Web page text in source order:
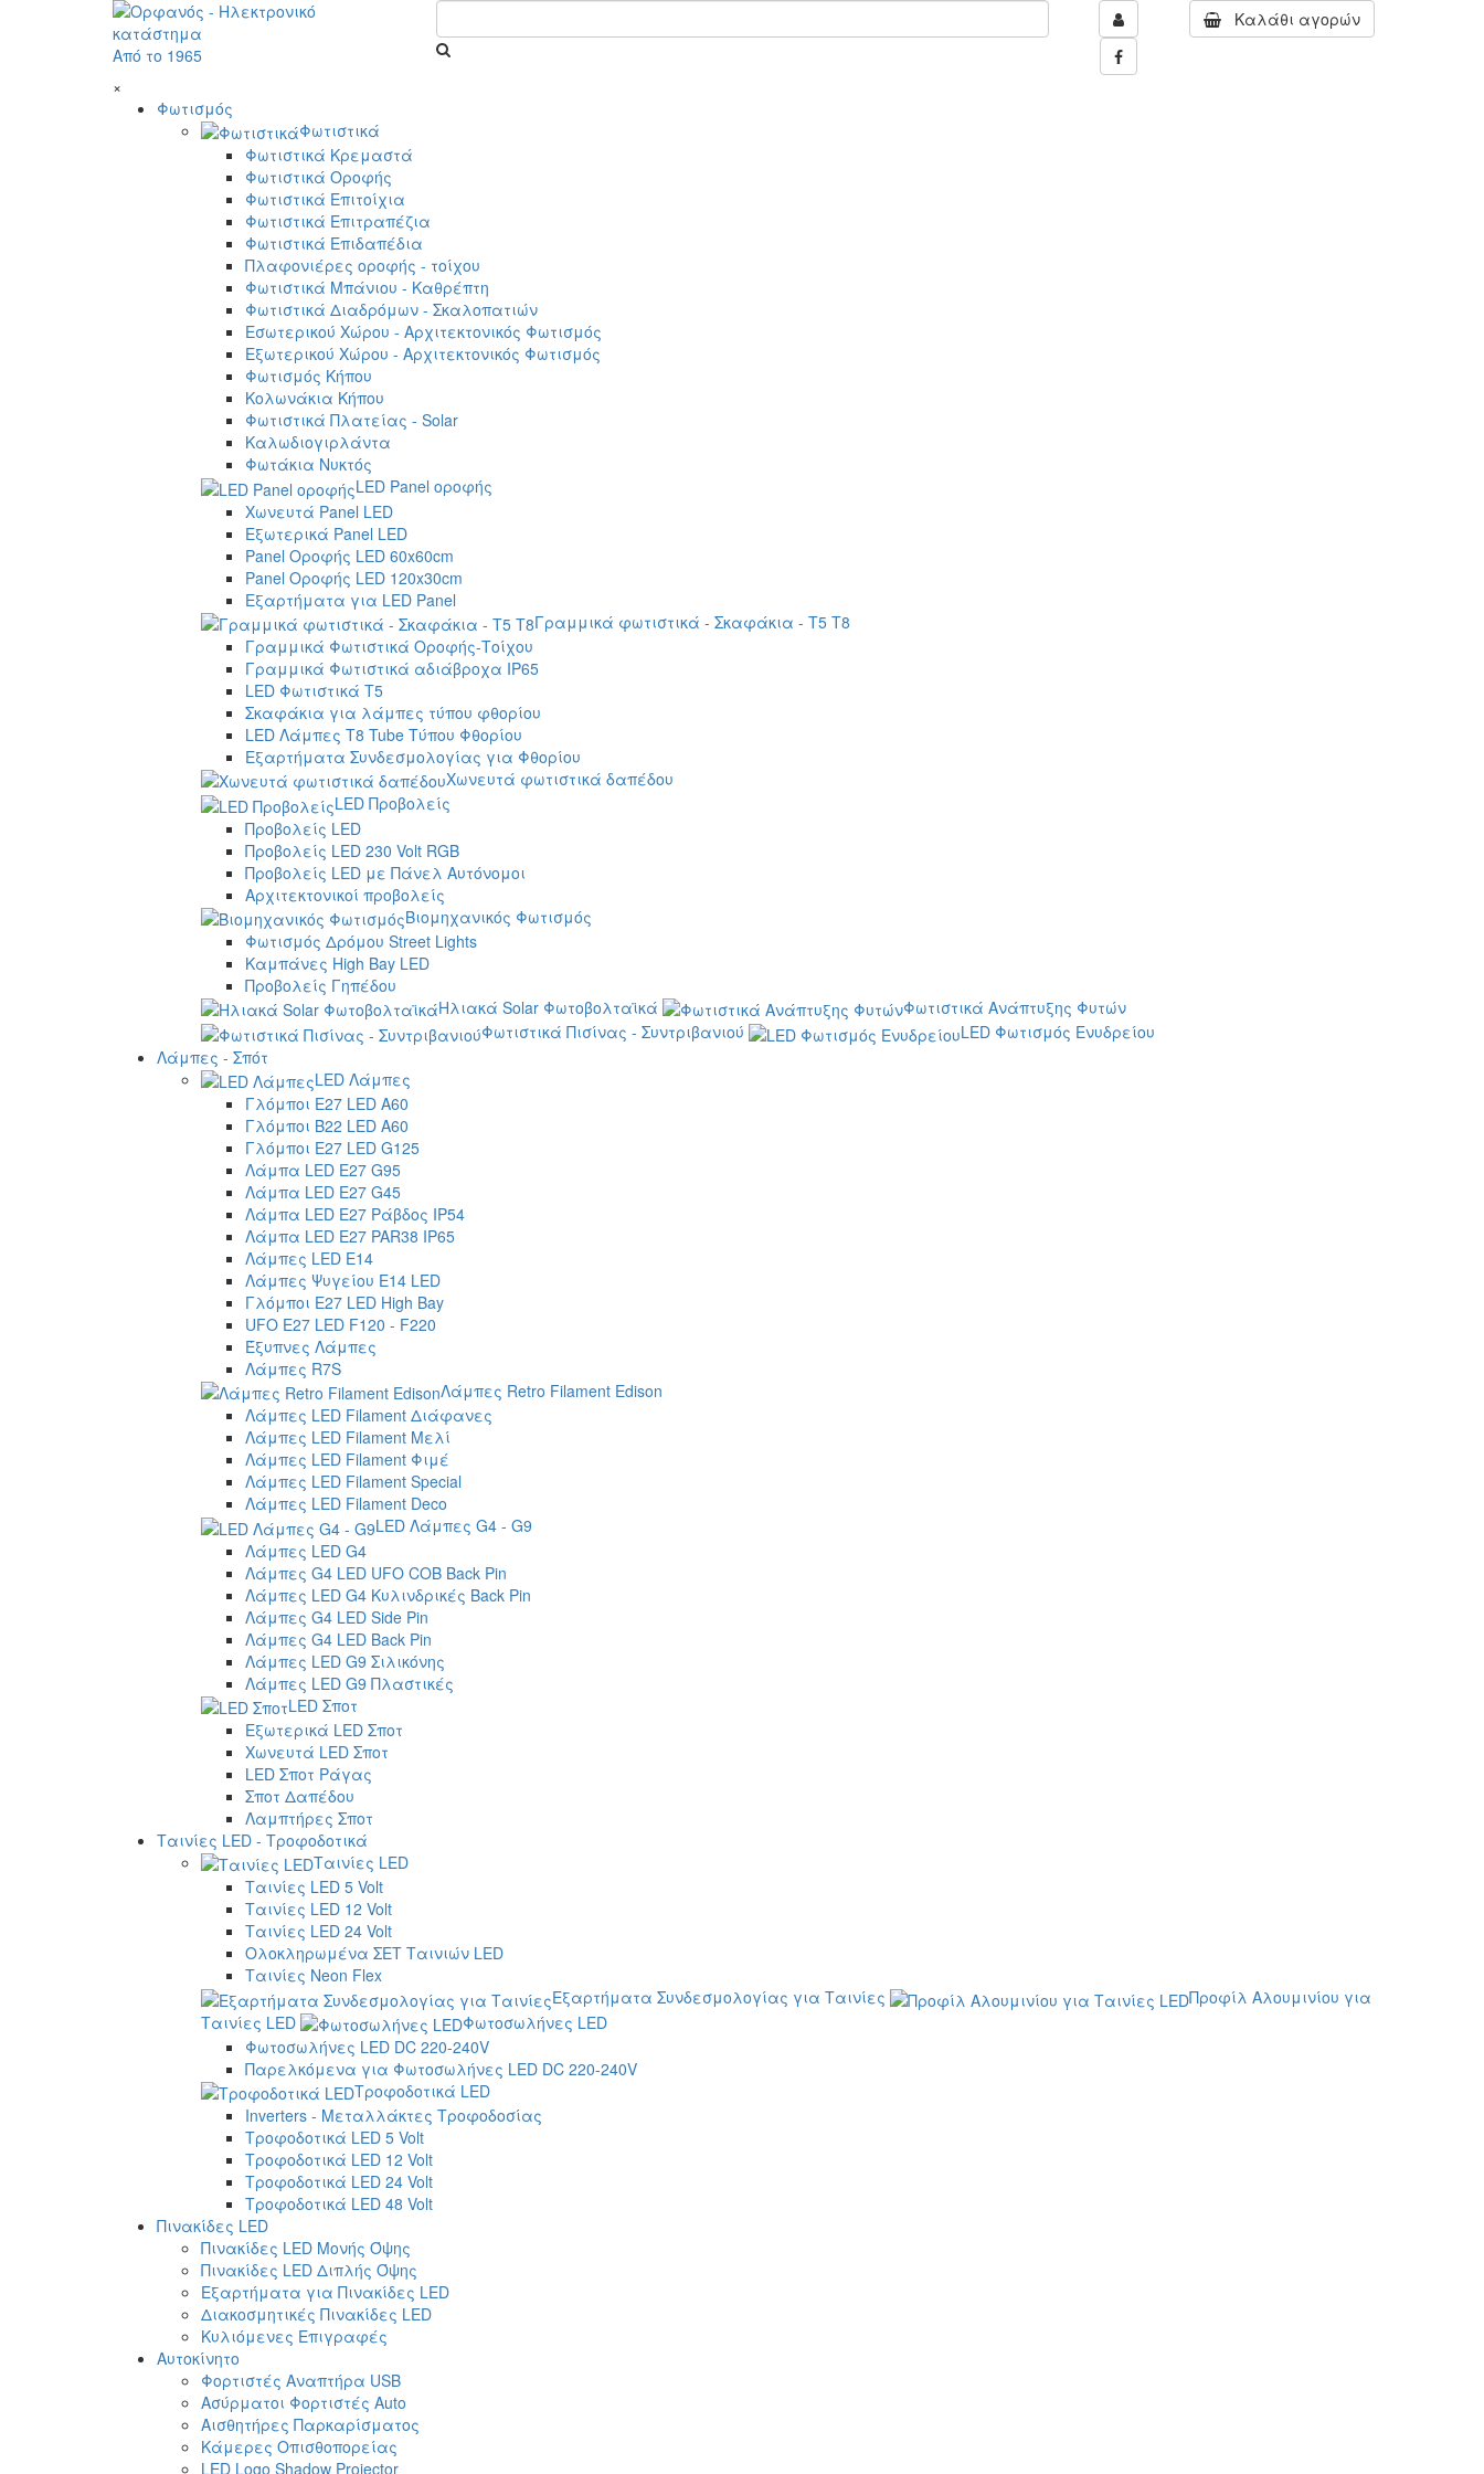
Από το 1965
Καλάθι αγορών
×
Φωτισμός
Φωτιστικά
Φωτιστικά Κρεμαστά
Φωτιστικά Οροφής
Φωτιστικά Επιτοίχια
Φωτιστικά Επιτραπέζια
Φωτιστικά Επιδαπέδια
Πλαφονιέρες οροφής - τοίχου
Φωτιστικά Μπάνιου - Καθρέπτη
Φωτιστικά Διαδρόμων - Σκαλοπατιών
Εσωτερικού Χώρου - Αρχιτεκτονικός Φωτισμός
Εξωτερικού Χώρου - Αρχιτεκτονικός Φωτισμός
Φωτισμός Κήπου
Κολωνάκια Κήπου
Φωτιστικά Πλατείας - Solar
Καλωδιογιρλάντα
Φωτάκια Νυκτός
LED Panel οροφής
Χωνευτά Panel LED
Εξωτερικά Panel LED
Panel Οροφής LED 60x60cm
Panel Οροφής LED 120x30cm
Εξαρτήματα για LED Panel
Γραμμικά φωτιστικά - Σκαφάκια - Τ5 T8
Γραμμικά Φωτιστικά Οροφής-Τοίχου
Γραμμικά Φωτιστικά αδιάβροχα IP65
LED Φωτιστικά T5
Σκαφάκια για λάμπες τύπου φθορίου
LED Λάμπες T8 Tube Τύπου Φθορίου
Εξαρτήματα Συνδεσμολογίας για Φθορίου
Χωνευτά φωτιστικά δαπέδου
LED Προβολείς
Προβολείς LED
Προβολείς LED 230 Volt RGB
Προβολείς LED με Πάνελ Αυτόνομοι
Αρχιτεκτονικοί προβολείς
Βιομηχανικός Φωτισμός
Φωτισμός Δρόμου Street Lights
Καμπάνες High Bay LED
Προβολείς Γηπέδου
Ηλιακά Solar Φωτοβολταϊκά
Φωτιστικά Ανάπτυξης Φυτών
Φωτιστικά Πισίνας - Συντριβανιού
LED Φωτισμός Ενυδρείου
Λάμπες - Σπότ
LED Λάμπες
Γλόμποι E27 LED A60
Γλόμποι B22 LED A60
Γλόμποι E27 LED G125
Λάμπα LED E27 G95
Λάμπα LED E27 G45
Λάμπα LED E27 Ράβδος IP54
Λάμπα LED E27 PAR38 IP65
Λάμπες LED E14
Λάμπες Ψυγείου E14 LED
Γλόμποι E27 LED High Bay
UFO E27 LED F120 - F220
Έξυπνες Λάμπες
Λάμπες R7S
Λάμπες Retro Filament Edison
Λάμπες LED Filament Διάφανες
Λάμπες LED Filament Μελί
Λάμπες LED Filament Φιμέ
Λάμπες LED Filament Special
Λάμπες LED Filament Deco
LED Λάμπες G4 - G9
Λάμπες LED G4
Λάμπες G4 LED UFO COB Back Pin
Λάμπες LED G4 Κυλινδρικές Back Pin
Λάμπες G4 LED Side Pin
Λάμπες G4 LED Back Pin
Λάμπες LED G9 Σιλικόνης
Λάμπες LED G9 Πλαστικές
LED Σποτ
Εξωτερικά LED Σποτ
Χωνευτά LED Σποτ
LED Σποτ Ράγας
Σποτ Δαπέδου
Λαμπτήρες Σποτ
Ταινίες LED - Τροφοδοτικά
Ταινίες LED
Ταινίες LED 5 Volt
Ταινίες LED 12 Volt
Ταινίες LED 24 Volt
Ολοκληρωμένα ΣΕΤ Ταινιών LED
Ταινίες Neon Flex
Εξαρτήματα Συνδεσμολογίας για Ταινίες
Προφίλ Αλουμινίου για
Ταινίες LED
Φωτοσωλήνες LED
Φωτοσωλήνες LED DC 220-240V
Παρελκόμενα για Φωτοσωλήνες LED DC 220-240V
Τροφοδοτικά LED
Inverters - Μεταλλάκτες Τροφοδοσίας
Τροφοδοτικά LED 5 Volt
Τροφοδοτικά LED 12 Volt
Τροφοδοτικά LED 24 Volt
Τροφοδοτικά LED 48 Volt
Πινακίδες LED
Πινακίδες LED Μονής Όψης
Πινακίδες LED Διπλής Όψης
Εξαρτήματα για Πινακίδες LED
Διακοσμητικές Πινακίδες LED
Κυλιόμενες Επιγραφές
Αυτοκίνητο
Φορτιστές Αναπτήρα USB
Ασύρματοι Φορτιστές Auto
Αισθητήρες Παρκαρίσματος
Κάμερες Οπισθοπορείας
LED Logo Shadow Projector